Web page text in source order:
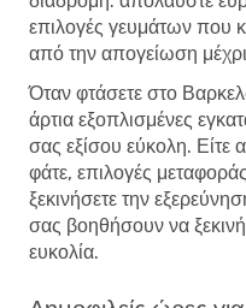
επιλογές γευμάτων που
από την απογείωση
Όταν φτάσετε στο
άρτια εξοπλισμένες
σας εξίσου εύκολη. Είτε
φάτε, επιλογές
ξεκινήσετε την
σας βοηθήσουν να
ευκολία.